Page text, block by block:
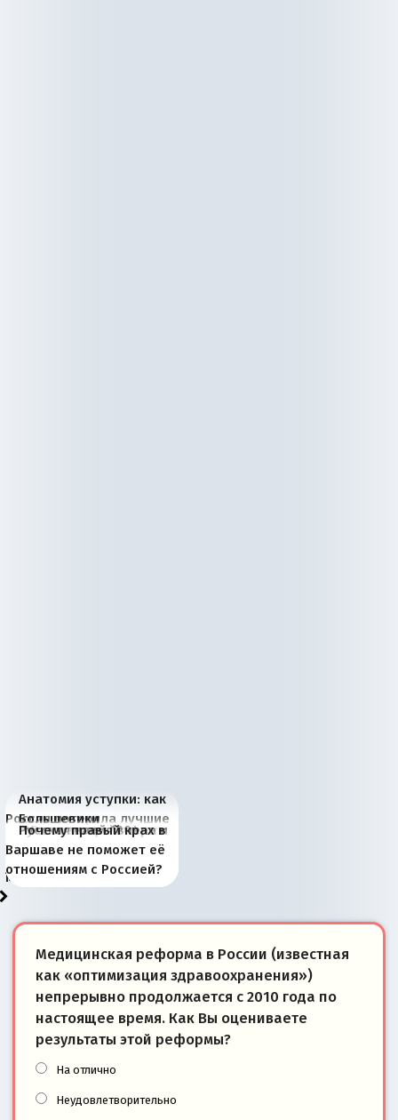
Анатомия уступки: как
Россия потеряла лучшие
рыбопромысловые
районы Баренцева
моря
Большевики
отличаются от «Яблока»
тем, что они -
победители
Киевская марионетка
Запада рассказала о
«переобувании» хозяев
В России назрели
перемены: 15 шагов к
суверенной экономике
Миграционный пожар
Европы
Россия начинает
сбрасывать балласт
Анкориджа
Россия зимой 1904
года: первые уступки во
внутренней политике
Русская нация вчера и
сегодня
Почему правый крах в
Варшаве не поможет её
отношениям с Россией?
Медицинская реформа в России (известная
как «оптимизация здравоохранения»)
непрерывно продолжается с 2010 года по
настоящее время. Как Вы оцениваете
результаты этой реформы?
На отлично
Неудовлетворительно